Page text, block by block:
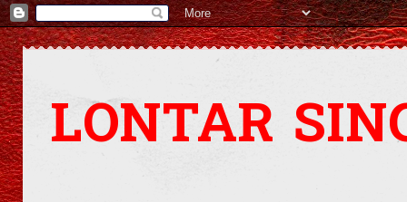
LONTAR